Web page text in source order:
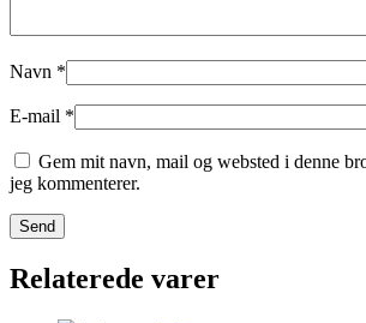
Navn *
E-mail *
Gem mit navn, mail og websted i denne
jeg kommenterer.
Relaterede varer